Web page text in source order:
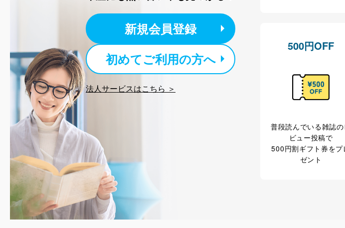
メール等により個人データの含まれるファイルを送信する場
個人情報保護マネジメントシステムの継続的改善
当社は、内部監査及びマネジメントレビューの機会を通じて、個
の状態を維持します。
苦情及び相談受付け窓口
貴殿の個人情報及び当社の個人情報保護マネジメントシステムに
株式会社富士山マガジンサービス 個人情報問い合わせ係
株式会社富士山マガジンサービス
代表取締役会長 西野 伸一郎
新規会員登録
初めてご利用の方へ
法人サービスはこちら ＞
500円OFF
普段読んでいる雑誌の
ビュー投稿で
500円割ギフト券をプ
ゼント